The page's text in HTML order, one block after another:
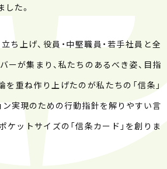
した。
ち上げ、役員・中堅職員・若手社員と全
ーが集まり、私たちのあるべき姿、目指
を重ね作り上げたのが私たちの「信条」
ン実現のための行動指針を解りやすい言
ケットサイズの「信条カード」を創りま